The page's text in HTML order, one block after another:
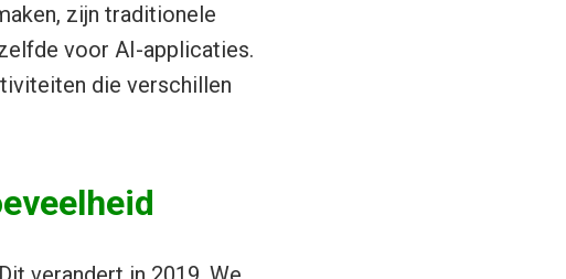
zijn traditionele
voor AI-applicaties.
die verschillen